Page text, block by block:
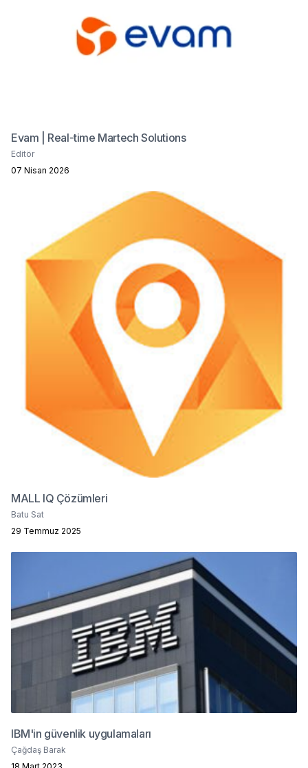
Evam | Real-time Martech Solutions
Editör
07 Nisan 2026
MALL IQ Çözümleri
Batu Sat
29 Temmuz 2025
IBM'in güvenlik uygulamaları
Çağdaş Barak